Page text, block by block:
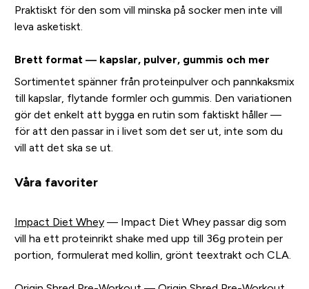
Praktiskt för den som vill minska på socker men inte vill
leva asketiskt.
Brett format — kapslar, pulver, gummis och mer
Sortimentet spänner från proteinpulver och pannkaksmix
till kapslar, flytande formler och gummis. Den variationen
gör det enkelt att bygga en rutin som faktiskt håller —
för att den passar in i livet som det ser ut, inte som du
vill att det ska se ut.
Våra favoriter
Impact Diet Whey— Impact Diet Whey passar dig som
vill ha ett proteinrikt shake med upp till 36g protein per
portion, formulerat med kollin, grönt teextrakt och CLA.